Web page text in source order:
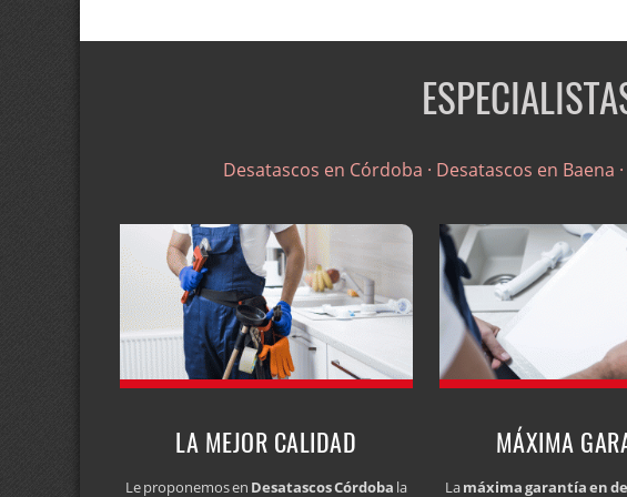
Desatascos en Córdoba · Desatascos en Baena ·
LA MEJOR CALIDAD
Le proponemos en Desatascos Córdoba la
MÁXIMA
Lamáxima garantía en